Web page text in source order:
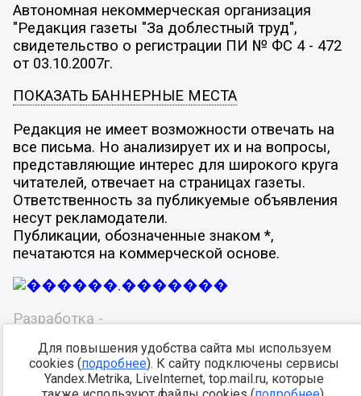
Автономная некоммерческая организация
"Редакция газеты "За доблестный труд",
свидетельство о регистрации ПИ № ФС 4 - 472
от 03.10.2007г.
ПОКАЗАТЬ БАННЕРНЫЕ МЕСТА
Редакция не имеет возможности отвечать на
все письма. Но анализирует их и на вопросы,
представляющие интерес для широкого круга
читателей, отвечает на страницах газеты.
Ответственность за публикуемые объявления
несут рекламодатели.
Публикации, обозначенные знаком *,
печатаются на коммерческой основе.
Разработка -
Для повышения удобства сайта мы используем
cookies (подробнее). К сайту подключены сервисы
Yandex.Metrika, LiveInternet, top.mail.ru, которые